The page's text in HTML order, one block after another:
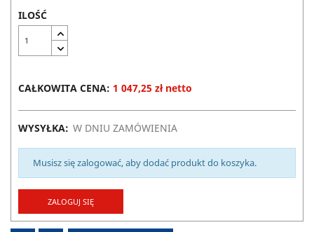
ILOŚĆ
CAŁKOWITA CENA: 1 047,25 zł netto
WYSYŁKA: W DNIU ZAMÓWIENIA
Musisz się zalogować, aby dodać produkt do koszyka.
ZALOGUJ SIĘ